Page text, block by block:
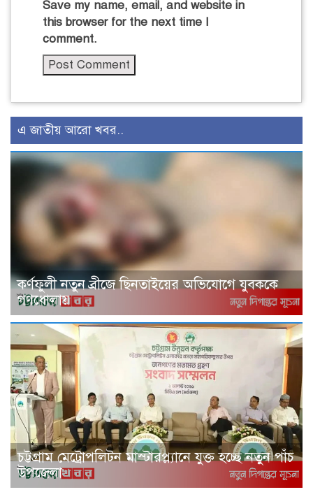
Save my name, email, and website in
this browser for the next time I
comment.
এ জাতীয় আরো খবর..
কর্ণফুলী নতুন ব্রীজে ছিনতাইয়ের অভিযোগে যুবককে
গণধোলায়
চট্টগ্রাম মেট্রোপলিটন মাস্টারপ্ল্যানে যুক্ত হচ্ছে নতুন পাঁচ
উপজেলা